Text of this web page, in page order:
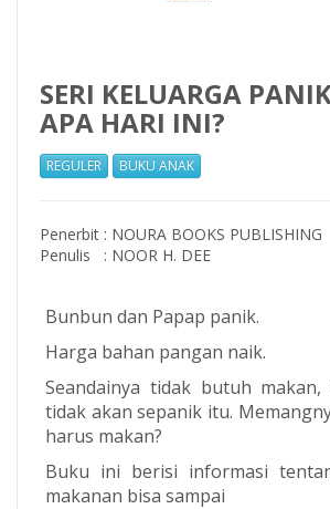
SERI KELUARGA
APA HARI INI?
REGULER BUKU ANAK
Penerbit : NOURA BOOKS PUBLISHING
Penulis
: NOOR H. DEE
Bunbun dan Papap panik.
Harga bahan pangan naik.
Seandainya tidak butuh
tidak akan sepanik itu.
harus makan?
Buku ini berisi informasi
makanan bisa sampai